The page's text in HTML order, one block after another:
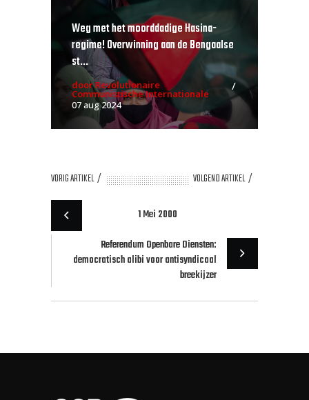
Weg met het moorddadige Hasina-
regime! Overwinning aan de Bengaalse
st...
door Revolutionaire
Communistische Internationale
07 aug 2024
VORIG ARTIKEL VOLGEND ARTIKEL
1 Mei 2000
Referendum Openbare Diensten:
democratisch alibi voor antisyndicaal
breekijzer